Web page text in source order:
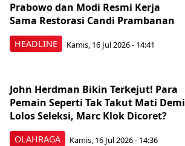
HEADLINE
Prabowo dan Modi Resmi Kerja
Sama Restorasi Candi Prambanan
Kamis, 16 Jul 2026 - 14:41
OLAHRAGA
John Herdman Bikin Terkejut! Para
Pemain Seperti Tak Takut Mati Demi
Lolos Seleksi, Marc Klok Dicoret?
Kamis, 16 Jul 2026 - 14:36